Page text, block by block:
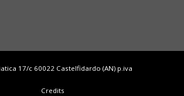
17/c 60022 Castelfidardo (AN) p.iva
Credits